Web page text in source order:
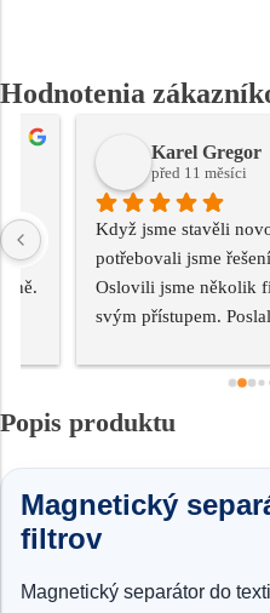
Hodnotenia
Karel Gregor
před 11 měsíci
Když jsme stavěli novou
potřebovali jsme řešení na
Oslovili jsme několik firem,
svým přístupem. Poslali k
Dnes separátor běží
nevykašlali ani po dodání –
Popis produktu
Magnetický
filtrov
Magnetický separátor do